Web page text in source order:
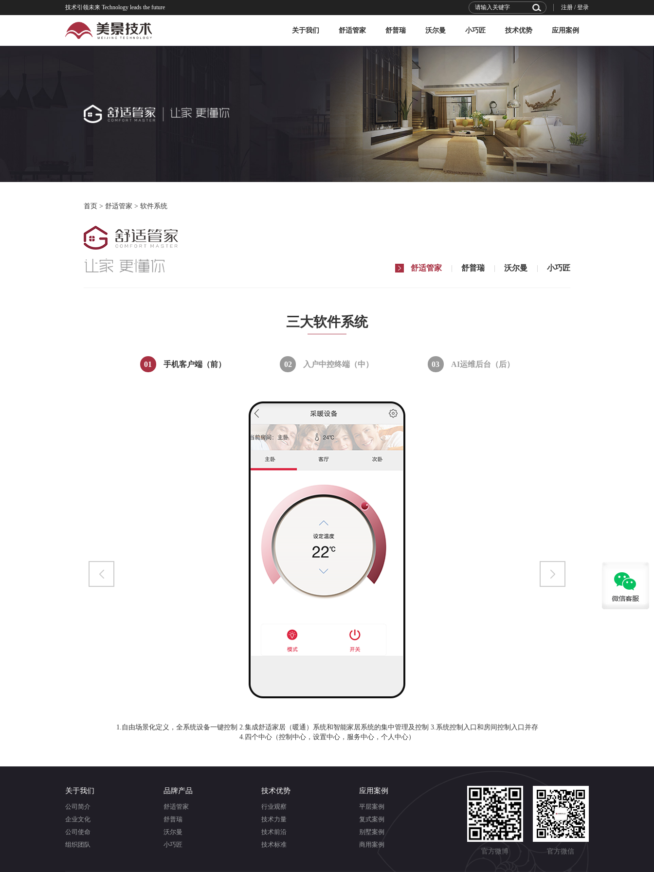
技术引领未来 Technology leads the future 注册/登录
关于我们
公司简介
企业文化
公司使命
组织团队
舒适管家 舒普瑞 沃尔曼 小巧匠 技术优势
行业观察
技术力量
技术前沿
技术标准
应用案例
平层案例
复式案例
别墅案例
商用案例
首页 > 舒适管家 > 软件系统
舒适管家 舒普瑞 沃尔曼 小巧匠
三大软件系统
01 手机客户端（前） 02 入户中控终端（中） 03 AI运维后台（后）
1.自由场景化定义，全系统设备一键控制 2.集成舒适家居（暖通）系统和智能家居系统的集中管理及控制 3.系统控制入口和房间控制入口并存
4.四个中心（控制中心，设置中心，服务中心，个人中心）
关于我们
公司简介
企业文化
公司使命
组织团队
品牌产品
舒适管家
舒普瑞
沃尔曼
小巧匠
技术优势
行业观察
技术力量
技术前沿
技术标准
应用案例
平层案例
复式案例
别墅案例
商用案例
官方微博
官方微信